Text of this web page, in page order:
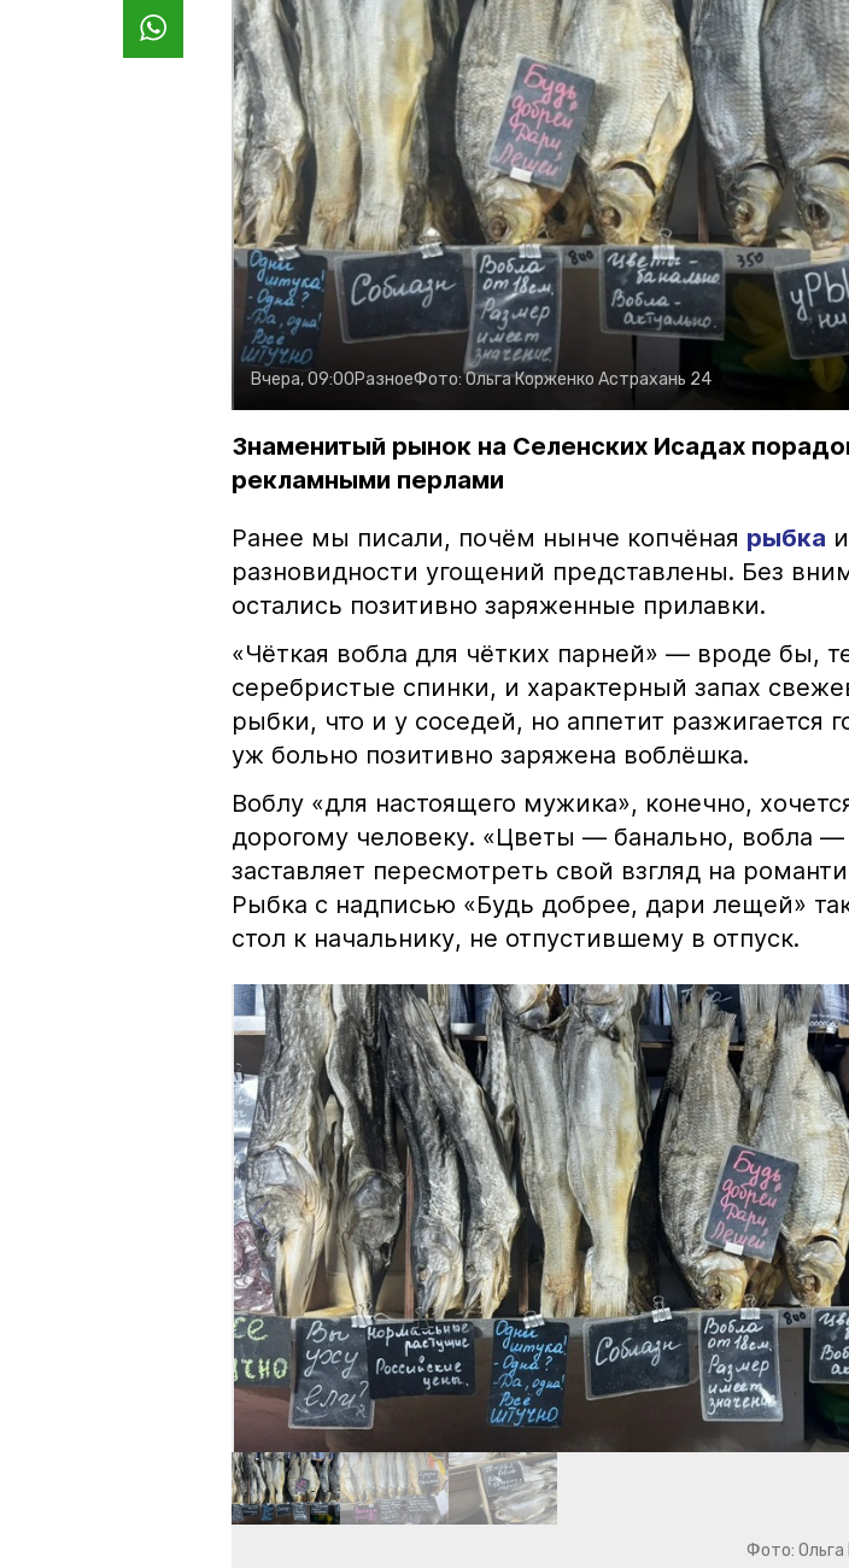
Вчера, 09:00РазноеФото:Ольга Корженко Астрахань 24
Знаменитый рынок на Селенских Исадах
рекламными перлами
Ранее мы писали, почём нынче копчёная рыбка и
разновидности угощений представлены. Без
остались позитивно заряженные прилавки.
«Чёткая вобла для чётких парней» — вроде бы,
серебристые спинки, и характерный запах
рыбки, что и у соседей, но аппетит разжигается
уж больно позитивно заряжена воблёшка.
Воблу «для настоящего мужика», конечно,
дорогому человеку. «Цветы — банально, вобла —
заставляет пересмотреть свой взгляд на
Рыбка с надписью «Будь добрее, дари лещей»
стол к начальнику, не отпустившему в отпуск.
Фото: